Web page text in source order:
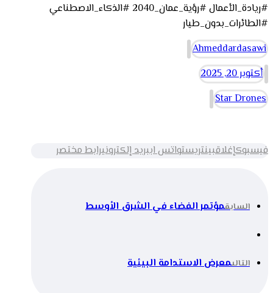
#ريادة_الأعمال #رؤية_عمان_2040 #الذكاء_الاصطناعي
#الطائرات_بدون_طيار
Ahmeddardasawi
أكتوبر 20, 2025
Star Drones
فيسبوكإغلاقبينتريستواتس اببريد إلكترونيرابط مختصر
السابقمؤتمر الفضاء في الشرق الأوسط
التالىمعرض الاستدامة البيئية